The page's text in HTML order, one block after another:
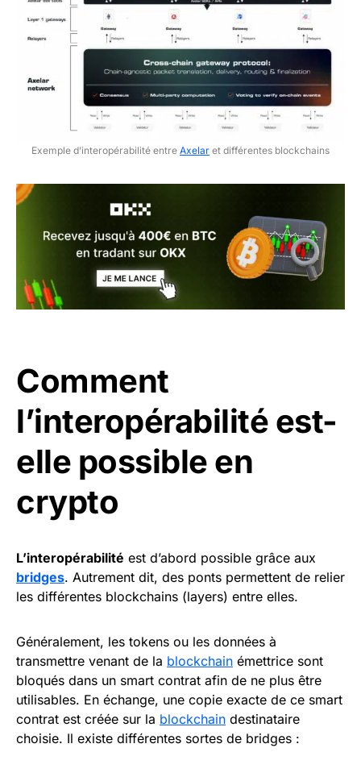
Exemple d’interopérabilité entre Axelar et différentes blockchains
Comment
l’interopérabilité est-
elle possible en
crypto
L’interopérabilité est d’abord possible grâce aux
bridges. Autrement dit, des ponts permettent de relier
les différentes blockchains (layers) entre elles.
Généralement, les tokens ou les données à
transmettre venant de la blockchain émettrice sont
bloqués dans un smart contrat afin de ne plus être
utilisables. En échange, une copie exacte de ce smart
contrat est créée sur la blockchain destinataire
choisie. Il existe différentes sortes de bridges :